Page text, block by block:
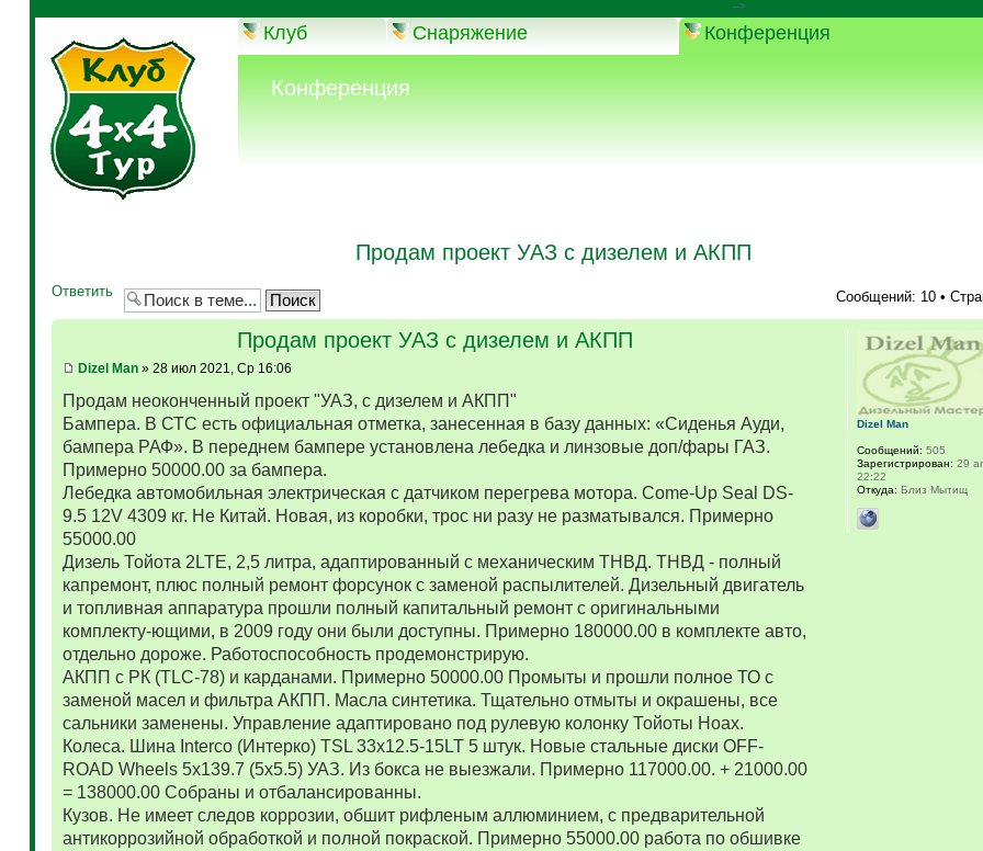
-->
Клуб Снаряжение Конференция
Конференция
Продам проект УАЗ с дизелем и АКПП
Ответить Сообщений: 10 •
Продам проект УАЗ с дизелем и АКПП
Dizel Man» 28 июл 2021, Ср 16:06
Продам неоконченный проект "УАЗ, с дизелем и АКПП"
Бампера. В СТС есть официальная отметка, занесенная в базу данных: «Сиденья Ауди,
бампера РАФ». В переднем бампере установлена лебедка и линзовые доп/фары ГАЗ.
Примерно 50000.00 за бампера.
Лебедка автомобильная электрическая с датчиком перегрева мотора. Come-Up Seal DS-
9.5 12V 4309 кг. Не Китай. Новая, из коробки, трос ни разу не разматывался. Примерно
55000.00
Дизель Тойота 2LTE, 2,5 литра, адаптированный с механическим ТНВД. ТНВД - полный
капремонт, плюс полный ремонт форсунок с заменой распылителей. Дизельный двигатель
и топливная аппаратура прошли полный капитальный ремонт с оригинальными
комплекту-ющими, в 2009 году они были доступны. Примерно 180000.00 в комплекте авто,
отдельно дороже. Работоспособность продемонстрирую.
АКПП с РК (TLC-78) и карданами. Примерно 50000.00 Промыты и прошли полное ТО с
заменой масел и фильтра АКПП. Масла синтетика. Тщательно отмыты и окрашены, все
сальники заменены. Управление адаптировано под рулевую колонку Тойоты Ноах.
Колеса. Шина Interco (Интерко) TSL 33x12.5-15LT 5 штук. Новые стальные диски OFF-
ROAD Wheels 5x139.7 (5x5.5) УАЗ. Из бокса не выезжали. Примерно 117000.00. + 21000.00
= 138000.00 Собраны и отбалансированны.
Кузов. Не имеет следов коррозии, обшит рифленым аллюминием, с предварительной
антикоррозийной обработкой и полной покраской. Примерно 55000.00 работа по обшивке
Dizel Man
Сообщений: 505
Зарегистрирован: 29
22:22
Откуда: Близ Мытищ